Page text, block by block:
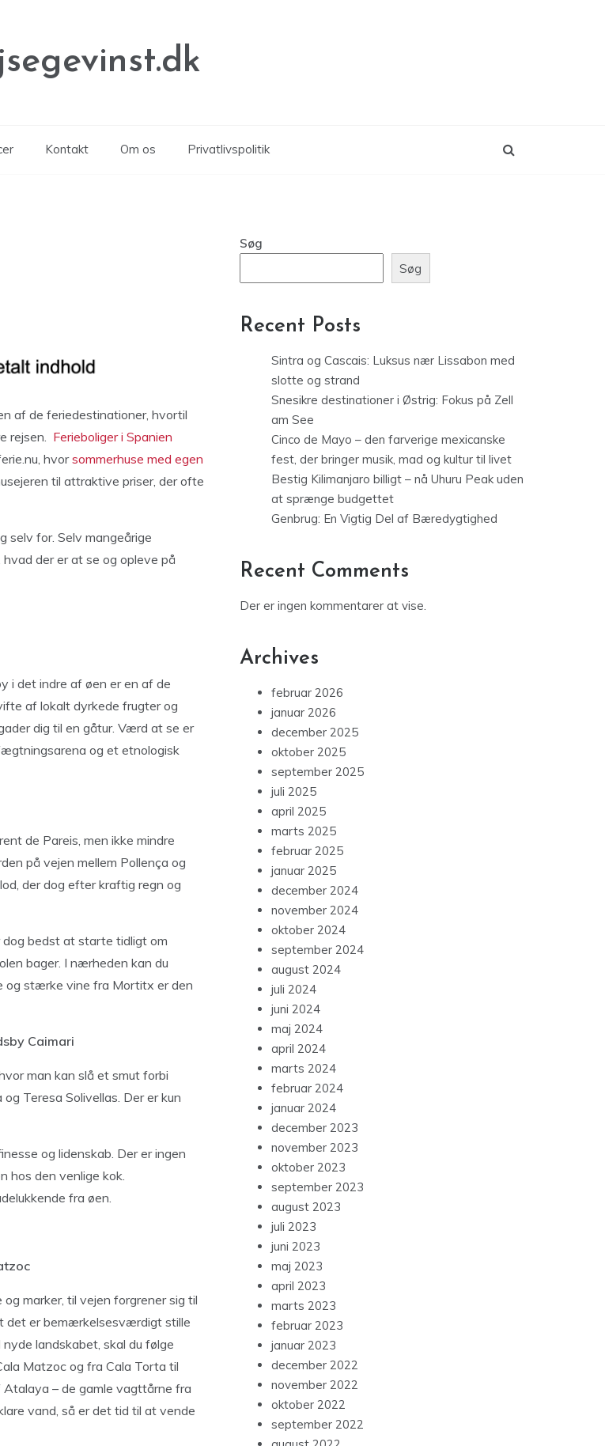
Kontakt Om os Privatlivspolitik
af de feriedestinationer, hvortil
rejsen. Ferieboliger i Spanien
hvorsommerhuse med egen
til attraktive priser, der ofte
selv for. Selv mangeårige
der er at se og opleve på
i det indre af øen er en af ​​de
af lokalt dyrkede frugter og
dig til en gåtur. Værd at se er
og et etnologisk
de Pareis, men ikke mindre
på vejen mellem Pollença og
der dog efter kraftig regn og
dog bedst at starte tidligt om
bager. I nærheden kan du
og stærke vine fra Mortitx er den
Caimari
man kan slå et smut forbi
Teresa Solivellas. Der er kun
og lidenskab. Der er ingen
hos den venlige kok.
fra øen.
marker, til vejen forgrener sig til
det er bemærkelsesværdigt stille
landskabet, skal du følge
Matzoc og fra Cala Torta til
– de gamle vagttårne ​​fra
vand, så er det tid til at vende
Søg
Søg
Recent Posts
Sintra og Cascais: Luksus nær Lissabon med
slotte og strand
Snesikre destinationer i Østrig: Fokus på Zell
am See
Cinco de Mayo – den farverige mexicanske
fest, der bringer musik, mad og kultur til livet
Bestig Kilimanjaro billigt – nå Uhuru Peak uden
at sprænge budgettet
Genbrug: En Vigtig Del af Bæredygtighed
Recent Comments
Der er ingen kommentarer at vise.
Archives
februar 2026
januar 2026
december 2025
oktober 2025
september 2025
juli 2025
april 2025
marts 2025
februar 2025
januar 2025
december 2024
november 2024
oktober 2024
september 2024
august 2024
juli 2024
juni 2024
maj 2024
april 2024
marts 2024
februar 2024
januar 2024
december 2023
november 2023
oktober 2023
september 2023
august 2023
juli 2023
juni 2023
maj 2023
april 2023
marts 2023
februar 2023
januar 2023
december 2022
november 2022
oktober 2022
september 2022